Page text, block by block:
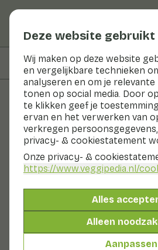
Deze website
Wij maken op deze website
en vergelijkbare technieken
analyseren en om je
tonen op social media. Door
te klikken geef je
ervan en het verwerken van
verkregen
privacy- & cookiestatement
Onze privacy- &
https://www.veggipedia.nl/
Alles
Alleen
Aanpassen
Op deze pagina
Recepten
Stoere
Hoofdgerecht 10 - 20 min
Met seizoensproducten
490gr groenten p.p.